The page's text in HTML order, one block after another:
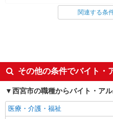
同じ雇用形態から西宮(ＪＲ)駅
即日勤務OK
Web面接OK
ミドル（40代～）活躍中
語学力を活かせる（英語以外）
関連する条
その他の条件でバイト・
西宮市の職種からバイト・ア
医療・介護・福祉